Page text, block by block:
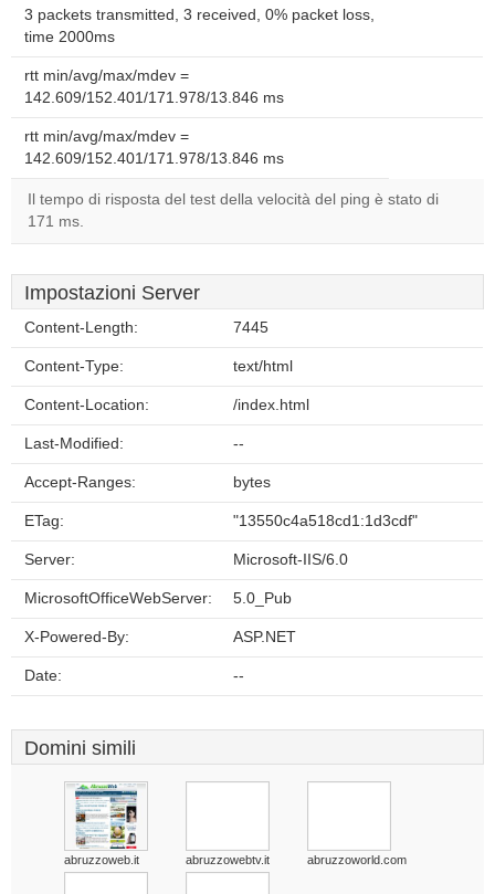
3 packets transmitted, 3 received, 0% packet loss,
time 2000ms
rtt min/avg/max/mdev =
142.609/152.401/171.978/13.846 ms
rtt min/avg/max/mdev =
142.609/152.401/171.978/13.846 ms
Il tempo di risposta del test della velocità del ping è stato di
171 ms.
Impostazioni Server
Content-Length: 7445
Content-Type: text/html
Content-Location: /index.html
Last-Modified: --
Accept-Ranges: bytes
ETag: "13550c4a518cd1:1d3cdf"
Server: Microsoft-IIS/6.0
MicrosoftOfficeWebServer: 5.0_Pub
X-Powered-By: ASP.NET
Date: --
Domini simili
abruzzoweb.it abruzzowebtv.it abruzzoworld.com